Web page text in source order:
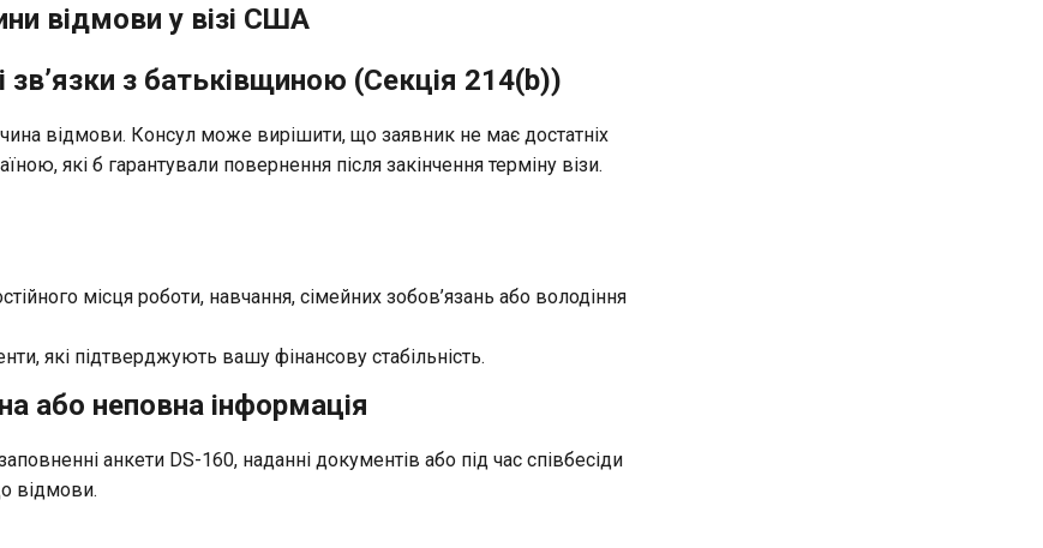
відмови у візі США
зв’язки з батьківщиною (Секція 214(b))
відмови. Консул може вирішити, що заявник не має достатніх
які б гарантували повернення після закінчення терміну візи.
місця роботи, навчання, сімейних зобов’язань або володіння
які підтверджують вашу фінансову стабільність.
або неповна інформація
анкети DS-160, наданні документів або під час співбесіди
відмови.